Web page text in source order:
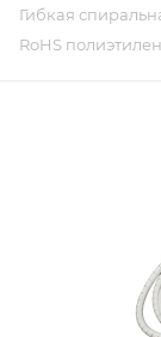
Гибкая
RoHS полиэтилен